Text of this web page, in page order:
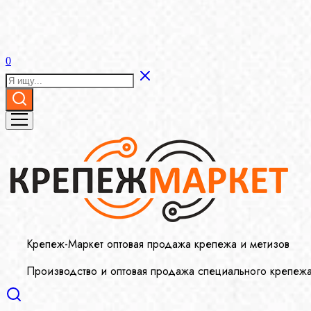
0
Крепеж-Маркет оптовая продажа крепежа и метизов
Производство и оптовая продажа специального